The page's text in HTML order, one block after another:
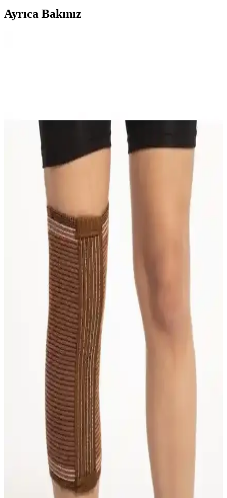
Ayrıca Bakınız
Lyon Deve Tüyü Dizlik Çift 37-40 cm: Diz Destek ve
Konfor İçin Yüksek Kalite Çözüm
Yüksek kaliteli malzemeden üretilmiş, sıcak tutan ve antibakteriyel
özellikleriyle dizinizi destekleyen Lyon Deve Tüyü Dizlik Çiftini
kullanarak hareket özgürlüğünüzü artırın.
Morsa Cyberg Patella Destekli Neopren Dizlik: Diz
Sağlığı İçin Güvenilir ve Konforlu Çözüm
Yüksek kaliteli neopren malzemeden üretilmiş, patella desteği ve
hava gözenekleriyle konfor sunan bu dizlik, diz ağrılarını hafifletir
ve günlük yaşamda rahatlık sağlar.
Deep Fleksible Balenli Patella Destekli Dizlik: Diz
Sağlığı ve Hareket Özgürlüğü İçin İnceleme
Deep Fleksible balenli patella destekli dizlik, diz stabilitesi ve konfor
sağlayarak ağrıları hafifletir, spor ve günlük kullanım için ideal bir
destek ürünüdür.
Flexy Medical Yün Dizlikler Karşılaştırması:
Malzeme, Konfor ve Kullanıcı Yorumları
İki farklı Flexy Medical yün dizlik ürününü malzeme, konfor ve
kullanıcı geri bildirimleriyle karşılaştırıyoruz. Hangi dizlik daha
uygun ve dayanıklı, detaylar burada.
Deve Tüyü Yün Dizlikleri Karşılaştırması: Katmirra
ve S&D Ürünlerinin Özellikleri ve Kullanıcı
Yorumları
İki deve tüyü yün dizlik ürününü detaylı karşılaştırıyoruz. Malzeme,
kullanım deneyimi ve dayanıklılık gibi kriterlerle ürünlerin avantaj
ve dezavantajlarını keşfedin.
Case KB-314 Patella Destekli Örme Dizlik İnceleme
ve Tasarım Analizi ve Kullanım İncelemesi